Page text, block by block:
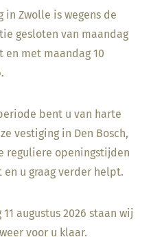
in Zwolle is wegens de
gesloten van maandag
en met maandag 10
bent u van harte
vestiging in Den Bosch,
reguliere openingstijden
u graag verder helpt.
augustus 2026 staan wij
voor u klaar.